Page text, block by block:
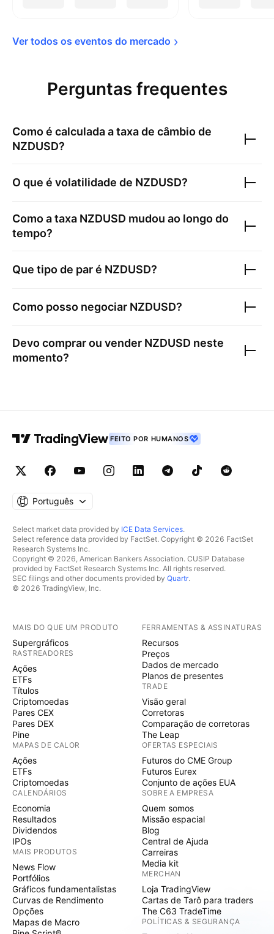
Ver todos os eventos do mercado
Perguntas frequentes
Como é calculada a taxa de câmbio de
NZDUSD?
O que é volatilidade de NZDUSD?
Como a taxa NZDUSD mudou ao longo do
tempo?
Que tipo de par é NZDUSD?
Como posso negociar NZDUSD?
Devo comprar ou vender NZDUSD neste
momento?
FEITO POR HUMANOS
Português
Select market data provided by ICE Data Services.
Select reference data provided by FactSet. Copyright © 2026 FactSet
Research Systems Inc.
Copyright © 2026, American Bankers Association. CUSIP Database
provided by FactSet Research Systems Inc. All rights reserved.
SEC filings and other documents provided by Quartr.
© 2026 TradingView, Inc.
MAIS DO QUE UM PRODUTO
Supergráficos
RASTREADORES
Ações
ETFs
Títulos
Criptomoedas
Pares CEX
Pares DEX
Pine
MAPAS DE CALOR
Ações
ETFs
Criptomoedas
CALENDÁRIOS
Economia
Resultados
Dividendos
IPOs
MAIS PRODUTOS
News Flow
Portfólios
Gráficos fundamentalistas
Curvas de Rendimento
Opções
Mapas de Macro
FERRAMENTAS & ASSINATURAS
Recursos
Preços
Dados de mercado
Planos de presentes
TRADE
Visão geral
Corretoras
Comparação de corretoras
The Leap
OFERTAS ESPECIAIS
Futuros do CME Group
Futuros Eurex
Conjunto de ações EUA
SOBRE A EMPRESA
Quem somos
Missão espacial
Blog
Central de Ajuda
Carreiras
Media kit
MERCHAN
Loja TradingView
Cartas de Tarô para traders
The C63 TradeTime
POLÍTICAS & SEGURANÇA